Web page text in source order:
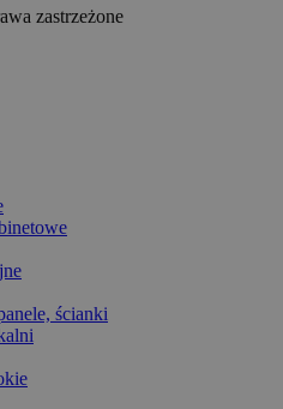
zastrzeżone
ścianki